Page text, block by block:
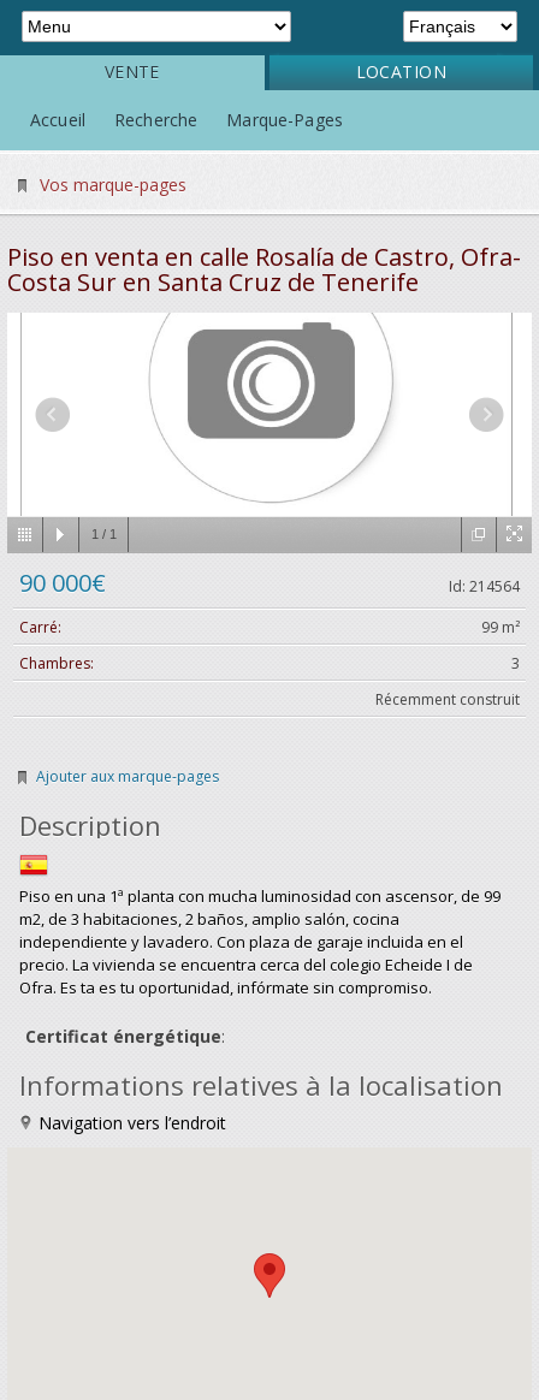
VENTE LOCATION
Accueil Recherche Marque-Pages
Vos marque-pages
Piso en venta en calle Rosalía de Castro, Ofra-
Costa Sur en Santa Cruz de Tenerife
1 / 1
Id: 214564
90 000€
Carré:
99 m²
Chambres:
3
Récemment construit
Ajouter aux marque-pages
Description
Piso en una 1ª planta con mucha luminosidad con ascensor, de 99
m2, de 3 habitaciones, 2 baños, amplio salón, cocina
independiente y lavadero. Con plaza de garaje incluida en el
precio. La vivienda se encuentra cerca del colegio Echeide I de
Ofra. Es ta es tu oportunidad, infórmate sin compromiso.
Certificat énergétique:
Informations relatives à la localisation
Navigation vers l’endroit